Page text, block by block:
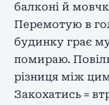
балконі й
Перемотую в
будинку грає
помираю.
різниця між
Закохатись =